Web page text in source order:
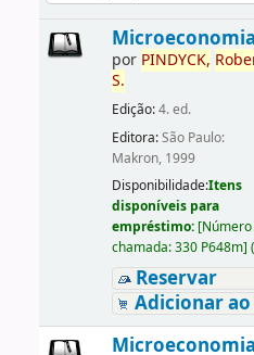
por PINDYCK,
S.
Edição:4. ed.
Editora:São Paulo:
Makron, 1999
Disponibilidade:Itens
disponíveis para
empréstimo: [
chamada:330 P648m]
Reservar
Adicionar